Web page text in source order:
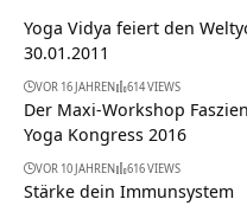
Yoga Vidya feiert den
30.01.2011
VOR 16 JAHREN 614 VIEWS
Der Maxi-Workshop
Yoga Kongress 2016
VOR 10 JAHREN 616 VIEWS
Stärke dein Immunsystem